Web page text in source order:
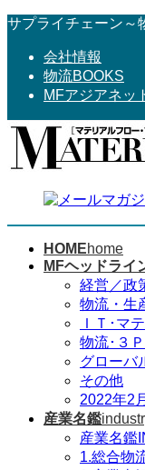
コ
へ
ス
ナ
ョ
ン
サプライチェーン～
会社情報
物流BOOKS
MFアジアネッ
HOMEhome
MFヘッドライ
経営／政
物流・生
ＩＴ･マ
物流･３Ｐ
グローバ
その他
2022年2
産業名鑑
産業名鑑
1.総合物